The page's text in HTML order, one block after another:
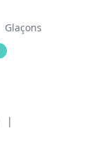
Glaçons
|